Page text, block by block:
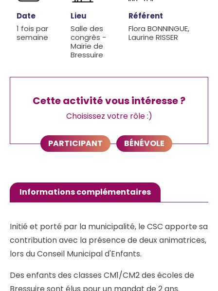
Date
1 fois par
semaine
Lieu
Salle des
congrès -
Mairie de
Bressuire
Référent
Flora BONNINGUE,
Laurine RISSER
Cette activité vous intéresse ?
Choisissez votre rôle :)
PARTICIPANT BÉNÉVOLE
Informations complémentaires
Initié et porté par la municipalité, le CSC apporte sa
contribution avec la présence de deux animatrices,
lors du Conseil Municipal d'Enfants.
Des enfants des classes CM1/CM2 des écoles de